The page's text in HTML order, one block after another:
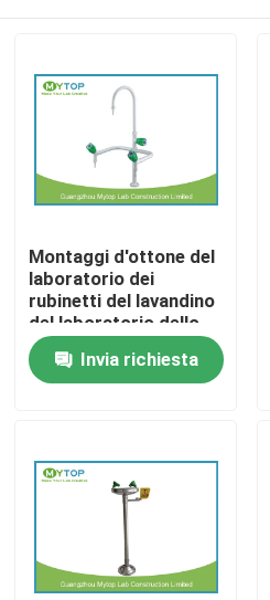
Casa
Contatti
Montaggi d'ottone del
laboratorio dei
rubinetti del lavandino
del laboratorio dello
sbocco triplo per il
rifornimento idrico del
laboratorio
Invia richiesta